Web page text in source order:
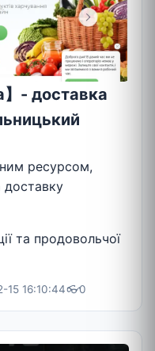
- доставка
ресурсом,
та продовольчої
15 16:10:44👓0